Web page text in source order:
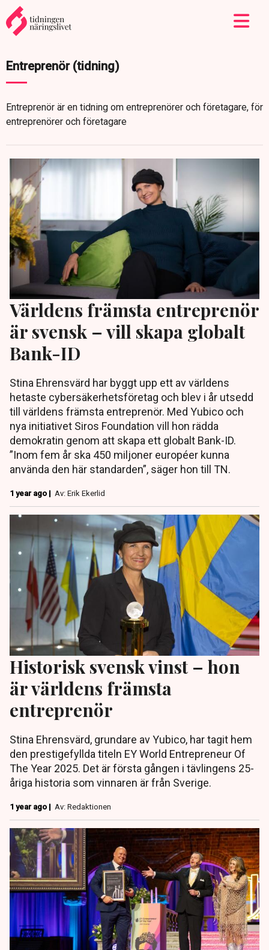
Entreprenör (tidning)
Entreprenör är en tidning om entreprenörer och företagare, för
entreprenörer och företagare
Världens främsta entreprenör
är svensk – vill skapa globalt
Bank-ID
Stina Ehrensvärd har byggt upp ett av världens
hetaste cybersäkerhetsföretag och blev i år utsedd
till världens främsta entreprenör. Med Yubico och
nya initiativet Siros Foundation vill hon rädda
demokratin genom att skapa ett globalt Bank-ID.
”Inom fem år ska 450 miljoner européer kunna
använda den här standarden”, säger hon till TN.
1 year ago | Av: Erik Ekerlid
Historisk svensk vinst – hon
är världens främsta
entreprenör
Stina Ehrensvärd, grundare av Yubico, har tagit hem
den prestigefyllda titeln EY World Entrepreneur Of
The Year 2025. Det är första gången i tävlingens 25-
åriga historia som vinnaren är från Sverige.
1 year ago | Av: Redaktionen